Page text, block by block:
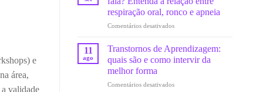
e
área,
validade
aprendizagem
e
pertencimento.
responde
quando
chamo,
de
atenção
audição?
respiração oral, ronco e apneia
Comentários desativadosem
sono
a
11
ago
Transtornos de Aprendizagem:
quais são e como intervir da
melhor forma
Comentários desativadosem